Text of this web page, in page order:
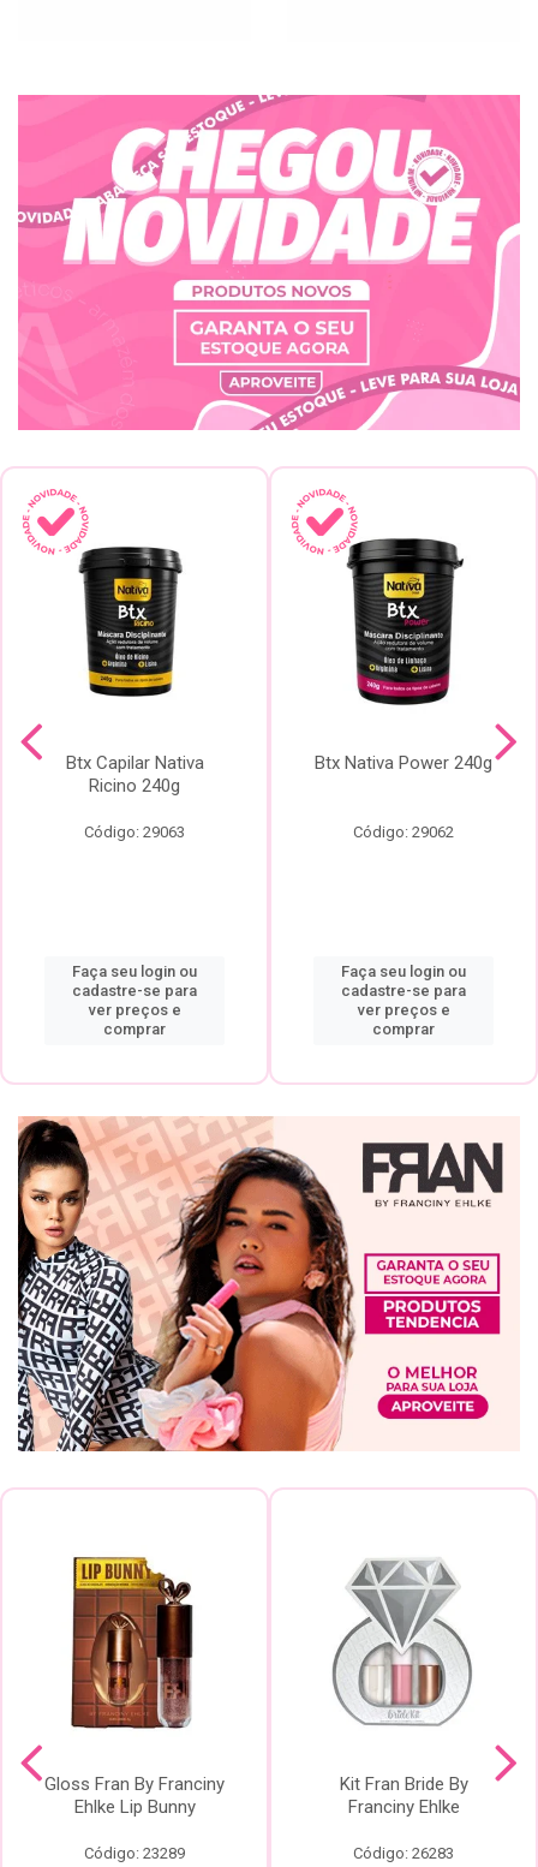
Btx Capilar Nativa
Ricino 240g
Código: 29063
Faça seu login ou
cadastre-se para
ver preços e
comprar
Btx Nativa Power 240g
Código: 29062
Faça seu login ou
cadastre-se para
ver preços e
comprar
Gloss Fran By Franciny
Ehlke Lip Bunny
Código: 23289
Kit Fran Bride By
Franciny Ehlke
Código: 26283